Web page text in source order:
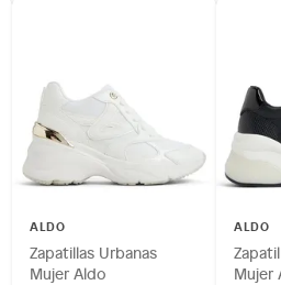
previamente instalados.
ALDO
Zapatillas Urbanas
Mujer Aldo
ALDO
Mujer